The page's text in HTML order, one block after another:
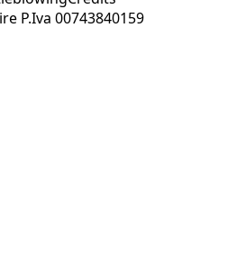
P.Iva 00743840159